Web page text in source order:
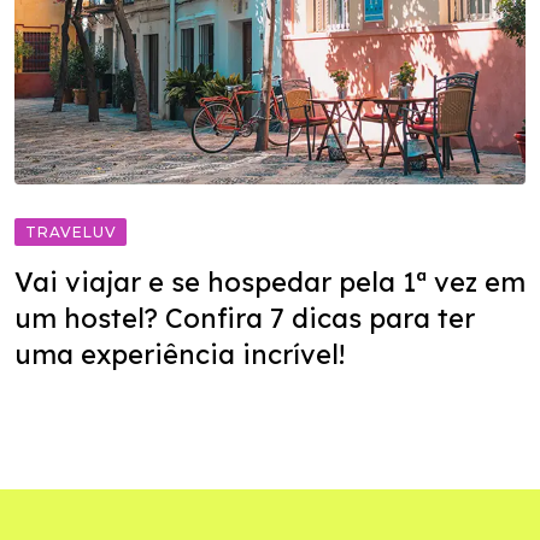
TRAVELUV
Vai viajar e se hospedar pela 1ª vez em
um hostel? Confira 7 dicas para ter
uma experiência incrível!